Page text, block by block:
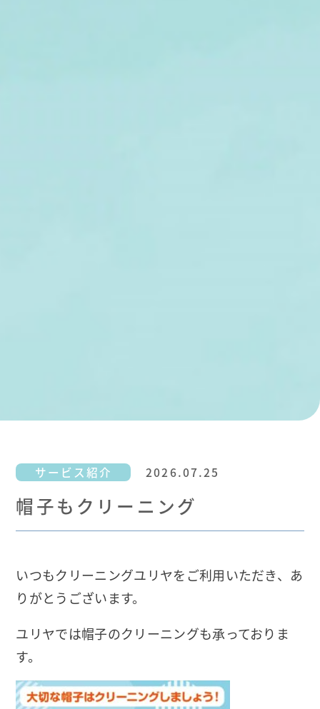
サービス紹介 2026.07.25
帽子もクリーニング
いつもクリーニングユリヤをご利用いただき、あ
りがとうございます。
ユリヤでは帽子のクリーニングも承っておりま
す。